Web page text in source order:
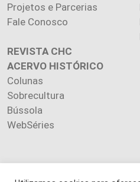
Projetos e Parcerias
Fale Conosco
REVISTA CHC
ACERVO HISTÓRICO
Colunas
Sobrecultura
Bússola
WebSéries